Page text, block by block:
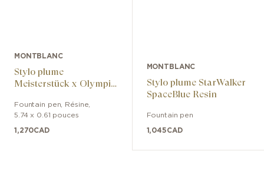
MONTBLANC
Stylo plume
Meisterstück x Olympic
LeGrand
Fountain pen Résine
5.74 x 0.61 pouces
1,270CAD
MONTBLANC
Stylo plume StarWalker
SpaceBlue Resin
Fountain pen
1,045CAD